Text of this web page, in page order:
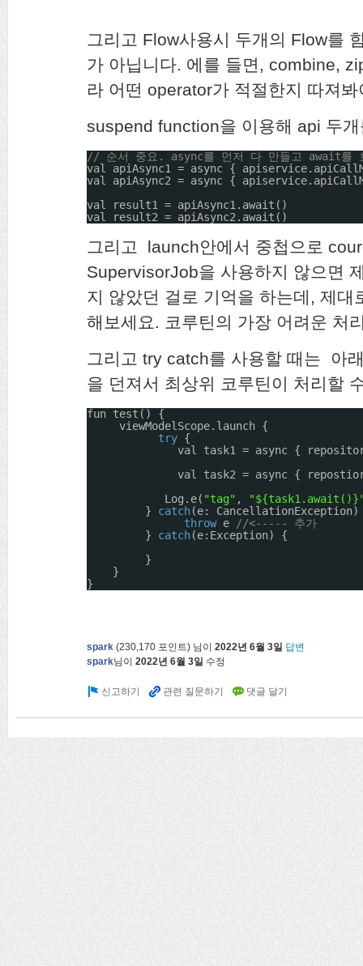
그리고 Flow사용시 두개의 Flow를
가 아닙니다. 에를 들면, combine,
라 어떤 operator가 적절한지 따져
suspend function을 이용해 api 두
// 순서 중요. async를 먼저 다 만들고 await를
val apiAsync1 = async {
val apiAsync2 = async {
val result1 = apiAsync1.await()
val result2 = apiAsync2.await()
그리고 launch안에서 중첩으로
SupervisorJob을 사용하지 않으면
지 않았던 걸로 기억을 하는데, 제
해보세요. 코루틴의 가장 어려운 처
그리고 try catch를 사용할 때는 아
을 던져서 최상위 코루틴이 처리할
fun test() {
viewModelScope.launch {
try {
val task1 = async {
val task2 = async {
Log.e( "tag" ,
} catch(e:
throw e
//<----- 추가
} catch(e:Exception) {
}
}
}
spark (230,170 포인트) 님이 2022년 6월 3일 답변
spark님이 2022년 6월 3일 수정